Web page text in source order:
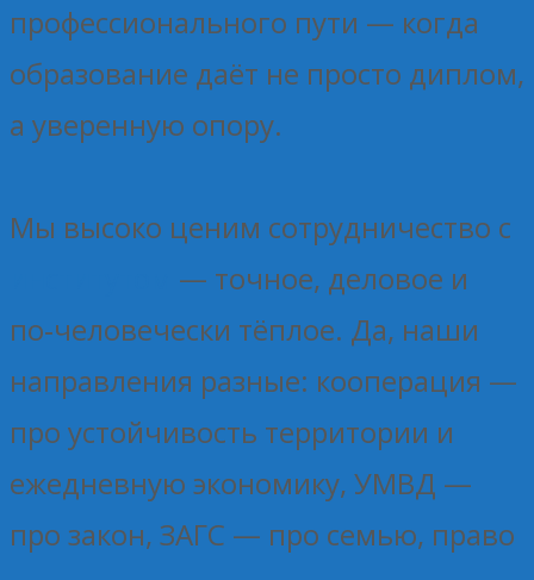
профессионального пути — когда
образование даёт не просто диплом,
а уверенную опору.
Мы высоко ценим сотрудничество с
— точное, деловое и
по‑человечески тёплое. Да, наши
направления разные: кооперация —
про устойчивость территории и
ежедневную экономику, УМВД —
про закон, ЗАГС — про семью, право